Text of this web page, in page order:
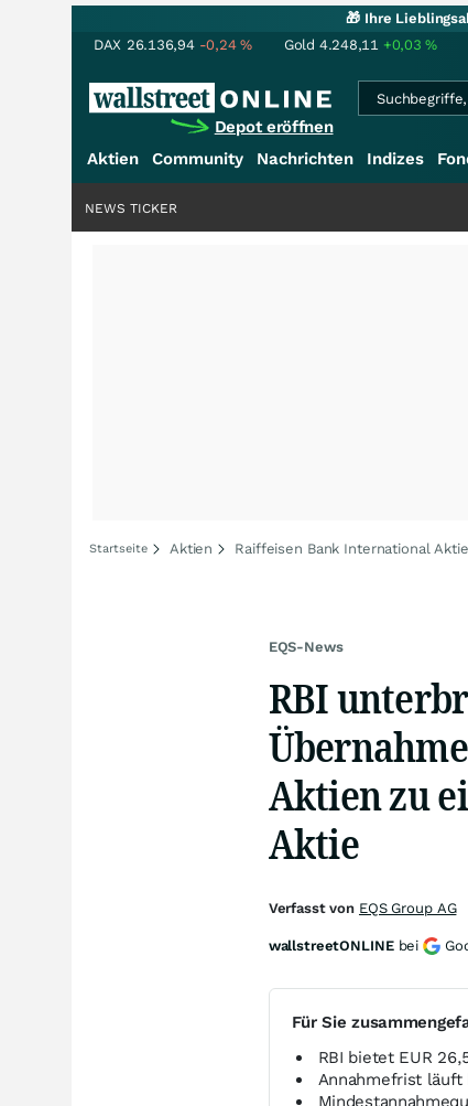
🎁 Ihre
DAX 26.136,94 -0,24% Gold 4.248,11 +0,03%
Depot eröffnen
Aktien Community Nachrichten Indizes
NEWS TICKER
Startseite Aktien Raiffeisen Bank International Aktie
EQS-News
RBI
Aktien zu
Aktie
Für Sie
RBI bietet EUR
Annahmefrist läuft
Verfasst von EQS Group AG
wallstreetONLINE bei